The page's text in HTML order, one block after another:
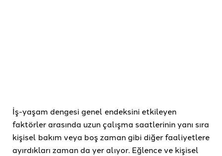
İş-yaşam dengesi genel endeksini etkileyen
faktörler arasında uzun çalışma saatlerinin yanı sıra
kişisel bakım veya boş zaman gibi diğer faaliyetlere
ayırdıkları zaman da yer alıyor. Eğlence ve kişisel